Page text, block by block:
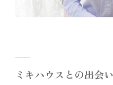
ミキハウスとの出会い